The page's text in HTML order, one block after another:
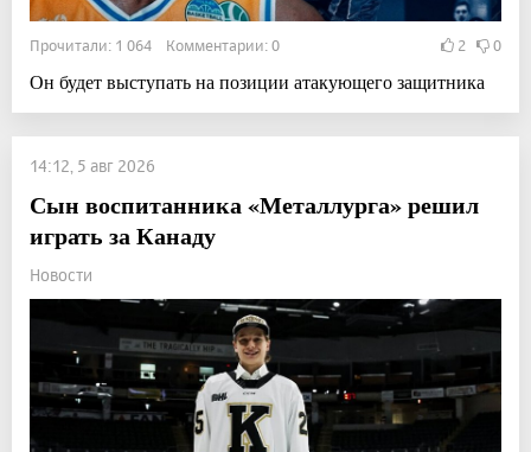
Прочитали: 1 064 Комментарии: 0 2 0
Он будет выступать на позиции атакующего защитника
14:12, 5 авг 2026
Сын воспитанника «Металлурга» решил
играть за Канаду
Новости